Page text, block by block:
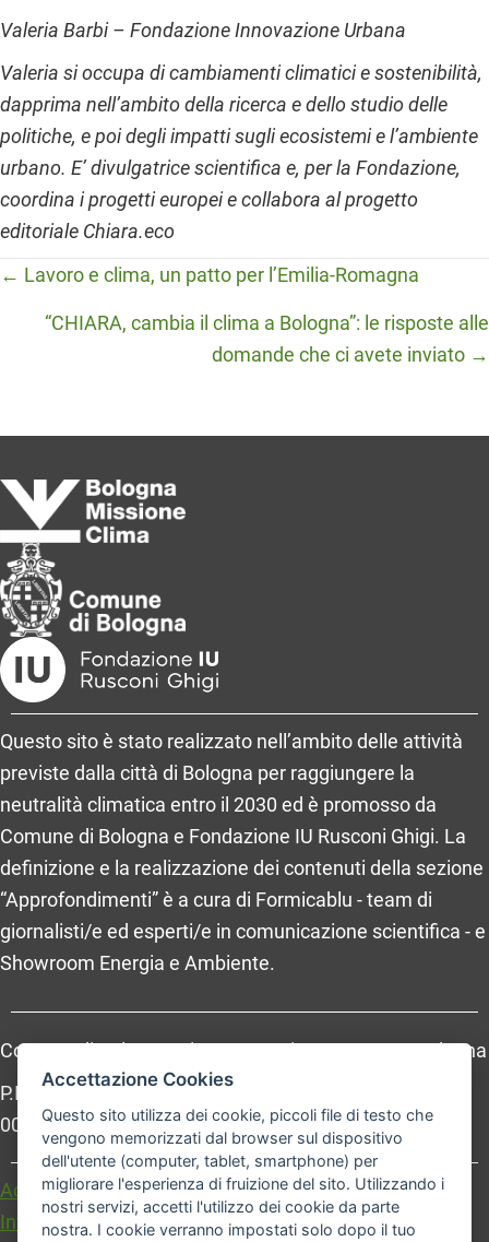
Valeria Barbi – Fondazione Innovazione Urbana
Valeria si occupa di cambiamenti climatici e sostenibilità,
dapprima nell’ambito della ricerca e dello studio delle
politiche, e poi degli impatti sugli ecosistemi e l’ambiente
urbano. E’ divulgatrice scientifica e, per la Fondazione,
coordina i progetti europei e collabora al progetto
editoriale Chiara.eco
Posts
navigation
← Lavoro e clima, un patto per l’Emilia-Romagna
“CHIARA, cambia il clima a Bologna”: le risposte alle
domande che ci avete inviato →
Questo sito è stato realizzato nell’ambito delle attività
previste dalla città di Bologna per raggiungere la
neutralità climatica entro il 2030 ed è promosso da
Comune di Bologna e Fondazione IU Rusconi Ghigi. La
definizione e la realizzazione dei contenuti della sezione
“Approfondimenti” è a cura di Formicablu - team di
giornalisti/e ed esperti/e in comunicazione scientifica - e
Showroom Energia e Ambiente.
Comune di Bologna, Piazza Maggiore, 6 - 40124 Bologna
P.Iva: 01232710374 - Cod. IBAN: IT 88 R 02008 02435
000020067156
Accessibilità
Carta dei valori
Informativa sul trattamento dei dati personali
Accettazione Cookies
Questo sito utilizza dei cookie, piccoli file di testo che
vengono memorizzati dal browser sul dispositivo
dell'utente (computer, tablet, smartphone) per
migliorare l'esperienza di fruizione del sito. Utilizzando i
nostri servizi, accetti l'utilizzo dei cookie da parte
nostra. I cookie verranno impostati solo dopo il tuo